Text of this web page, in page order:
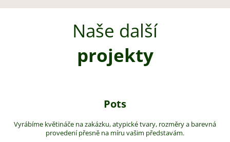
Naše další
projekty
Pots
Vyrábíme květináče na zakázku, atypické tvary, rozměry a barevná
provedení přesně na míru vašim představám.